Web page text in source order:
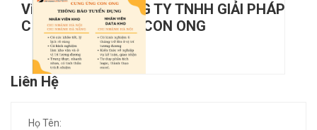
Việc Làm của CÔNG TY TNHH GIẢI PHÁP
CHUỖI CUNG ỨNG CON ONG
Liên Hệ
Họ Tên: